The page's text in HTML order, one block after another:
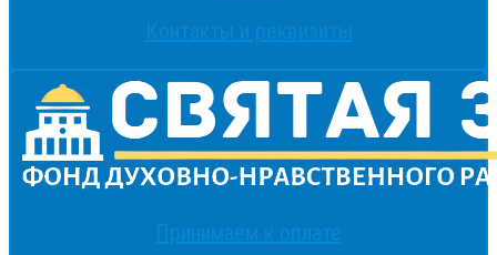
Контакты и реквизиты
Принимаем к оплате